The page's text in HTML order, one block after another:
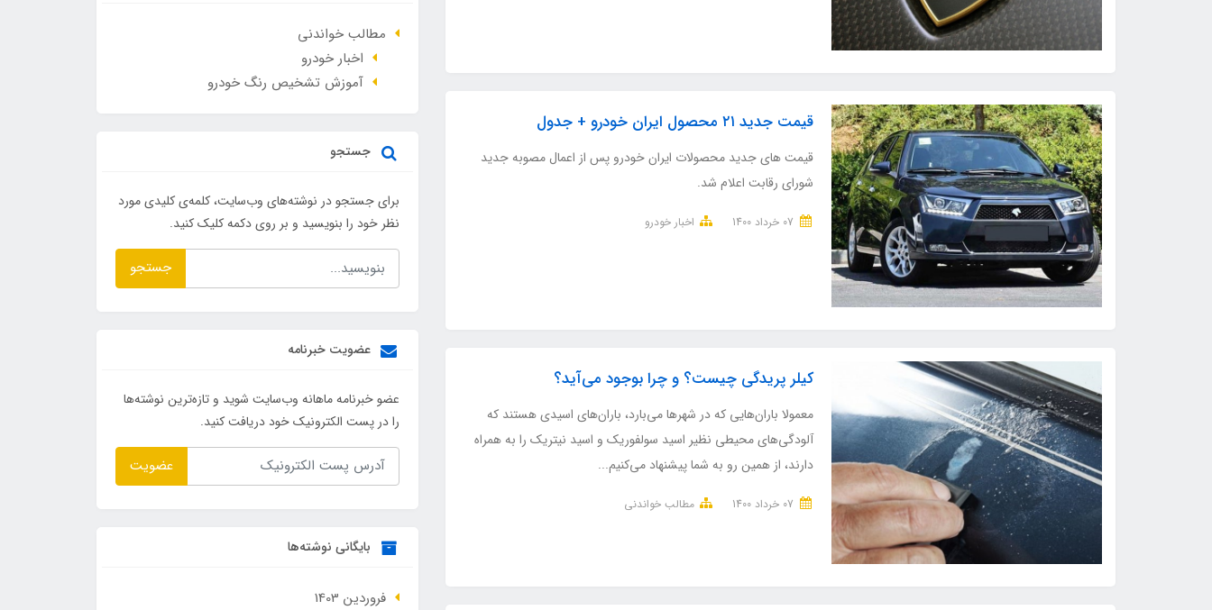
قیمت جدید ۲۱ محصول ایران خودرو + جدول
قیمت های جدید محصولات ایران خودرو پس از اعمال مصوبه جدید
شورای رقابت اعلام شد.
اخبار خودرو
کیلر پریدگی چیست؟ و چرا بوجود می‌آید؟
معمولا باران‌هایی که در شهر‌ها می‌بارد، باران‌های اسیدی هستند که
آلودگی‌های محیطی نظیر اسید سولفوریک و اسید نیتریک را به همراه
دارند، از همین رو به شما پیشنهاد می‌کنیم...
مطالب خواندنی
مطالب خواندنی
اخبار خودرو
آموزش تشخیص رنگ خودرو
جستجو
برای جستجو در نوشته‌های وب‌سایت، کلمه‌ی کلیدی مورد
نظر خود را بنویسید و بر روی دکمه کلیک کنید.
جستجو
عضویت خبرنامه
عضو خبرنامه ماهانه وب‌سایت شوید و تازه‌ترین نوشته‌ها
را در پست الکترونیک خود دریافت کنید.
عضویت
بایگانی نوشته‌ها
فروردین 1403